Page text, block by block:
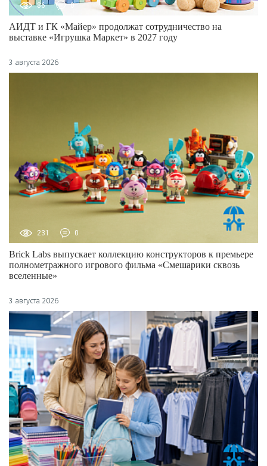
86 0
АИДТ и ГК «Майер» продолжат сотрудничество на
выставке «Игрушка Маркет» в 2027 году
3 августа 2026
231 0
Brick Labs выпускает коллекцию конструкторов к премьере
полнометражного игрового фильма «Смешарики сквозь
вселенные»
3 августа 2026